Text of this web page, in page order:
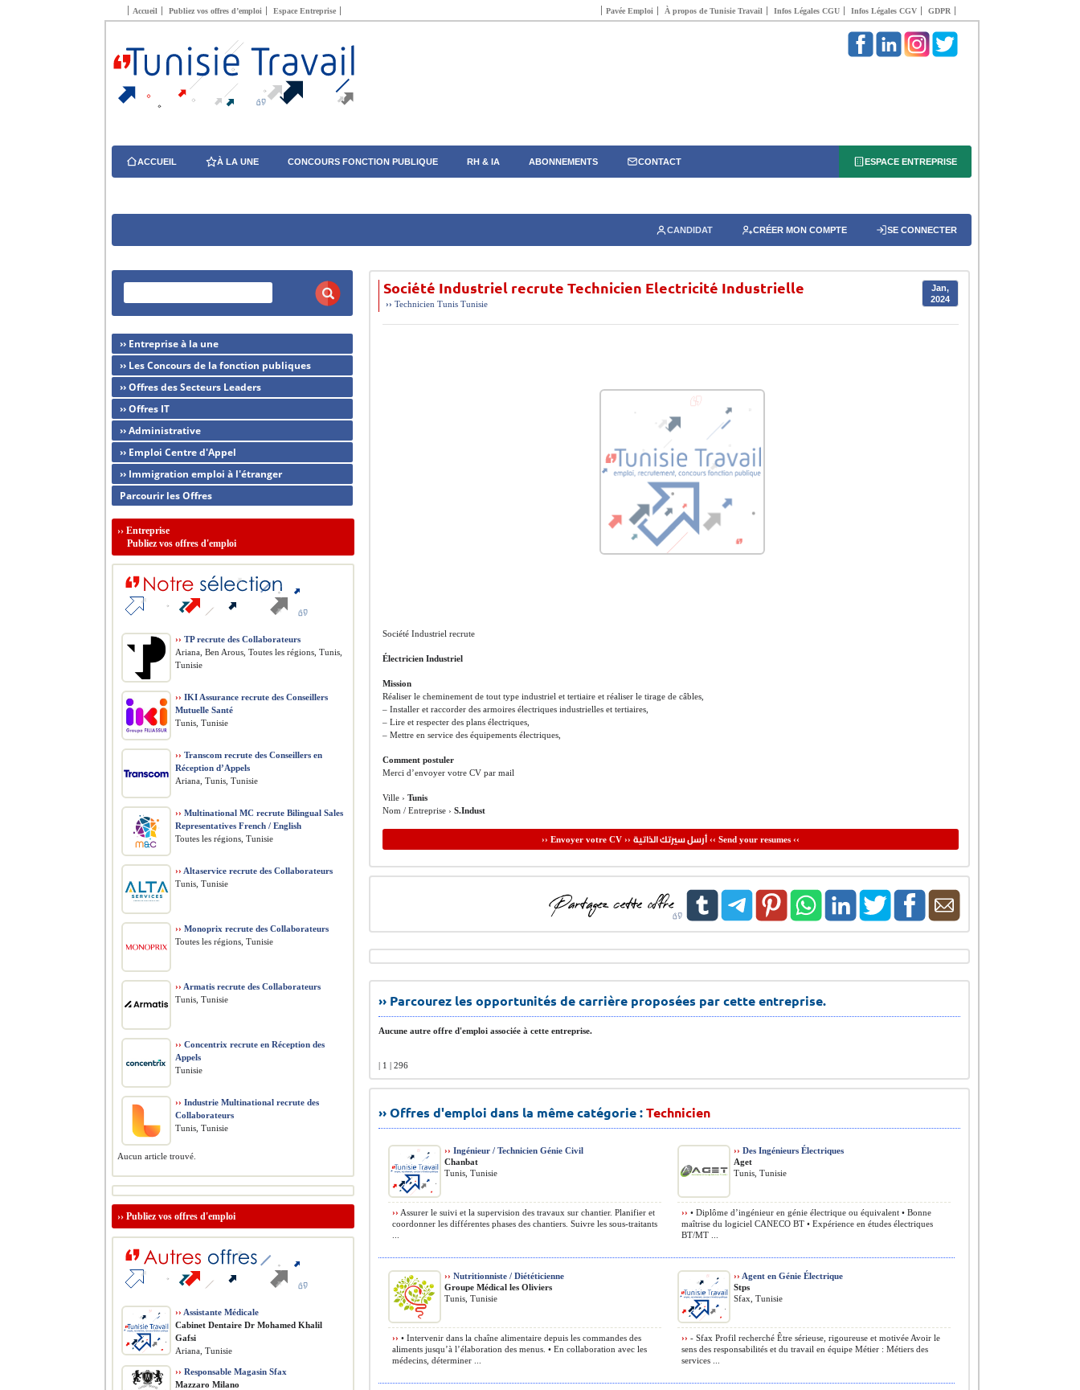
Accueil Publiez vos offres d’emploi Espace Entreprise Pavée Emploi À propos de Tunisie Travail Infos Légales CGU Infos Légales CGV GDPR
ACCUEIL À LA UNE CONCOURS FONCTION PUBLIQUE RH & IA ABONNEMENTS CONTACT ESPACE ENTREPRISE
CANDIDAT CRÉER MON COMPTE SE CONNECTER
Société Industriel recrute Technicien Electricité Industrielle
Jan,
2024
›› Technicien Tunis Tunisie
Société Industriel recrute
Électricien Industriel
Mission
Réaliser le cheminement de tout type industriel et tertiaire et réaliser le tirage de câbles,
– Installer et raccorder des armoires électriques industrielles et tertiaires,
– Lire et respecter des plans électriques,
– Mettre en service des équipements électriques,
Comment postuler
Merci d’envoyer votre CV par mail
Ville › Tunis
Nom / Entreprise › S.Indust
›› Envoyer votre CV ›› أرسل سيرتك الذاتية‹‹ Send your resumes ‹‹
›› Parcourez les opportunités de carrière proposées par cette entreprise.
Aucune autre offre d'emploi associée à cette entreprise.
| 1 | 296
›› Offres d'emploi dans la même catégorie :Technicien
›› Ingénieur / Technicien Génie Civil
Chanbat
Tunis, Tunisie
›› Assurer le suivi et la supervision des travaux sur chantier. Planifier et
coordonner les différentes phases des chantiers. Suivre les sous-traitants
›› Des Ingénieurs Électriques
Aget
Tunis, Tunisie
›› • Diplôme d’ingénieur en génie électrique ou équivalent • Bonne
maîtrise du logiciel CANECO BT • Expérience en études électriques
BT/MT ...
›› Nutritionniste / Diététicienne
Groupe Médical les Oliviers
Tunis, Tunisie
›› • Intervenir dans la chaîne alimentaire depuis les commandes des
aliments jusqu’à l’élaboration des menus. • En collaboration avec les
médecins, déterminer ...
›› Agent en Génie Électrique
Stps
Sfax, Tunisie
›› - Sfax Profil recherché Être sérieuse, rigoureuse et motivée Avoir le
sens des responsabilités et du travail en équipe Métier : Métiers des
services ...
›› Entreprise à la une
›› Les Concours de la fonction publiques
›› Offres des Secteurs Leaders
›› Offres IT
›› Administrative
›› Emploi Centre d'Appel
›› Immigration emploi à l'étranger
Parcourir les Offres
›› Entreprise
Publiez vos offres d'emploi
›› TP recrute des Collaborateurs
Ariana, Ben Arous, Toutes les régions, Tunis,
Tunisie
›› IKI Assurance recrute des Conseillers
Mutuelle Santé
Tunis, Tunisie
›› Transcom recrute des Conseillers en
Réception d’Appels
Ariana, Tunis, Tunisie
›› Multinational MC recrute Bilingual Sales
Representatives French / English
Toutes les régions, Tunisie
›› Altaservice recrute des Collaborateurs
Tunis, Tunisie
›› Monoprix recrute des Collaborateurs
Toutes les régions, Tunisie
›› Armatis recrute des Collaborateurs
Tunis, Tunisie
›› Concentrix recrute en Réception des
Appels
Tunisie
›› Industrie Multinational recrute des
Collaborateurs
Tunis, Tunisie
Aucun article trouvé.
›› Publiez vos offres d'emploi
›› Assistante Médicale
Cabinet Dentaire Dr Mohamed Khalil
Gafsi
Ariana, Tunisie
›› Responsable Magasin Sfax
Mazzaro Milano